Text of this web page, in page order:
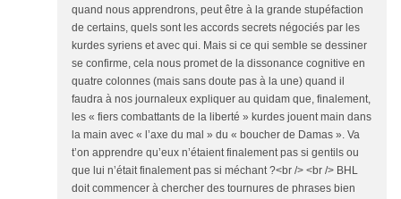
quand nous apprendrons, peut être à la grande stupéfaction
de certains, quels sont les accords secrets négociés par les
kurdes syriens et avec qui. Mais si ce qui semble se dessiner
se confirme, cela nous promet de la dissonance cognitive en
quatre colonnes (mais sans doute pas à la une) quand il
faudra à nos journaleux expliquer au quidam que, finalement,
les « fiers combattants de la liberté » kurdes jouent main dans
la main avec « l’axe du mal » du « boucher de Damas ». Va
t’on apprendre qu’eux n’étaient finalement pas si gentils ou
que lui n’était finalement pas si méchant ?<br /> <br /> BHL
doit commencer à chercher des tournures de phrases bien